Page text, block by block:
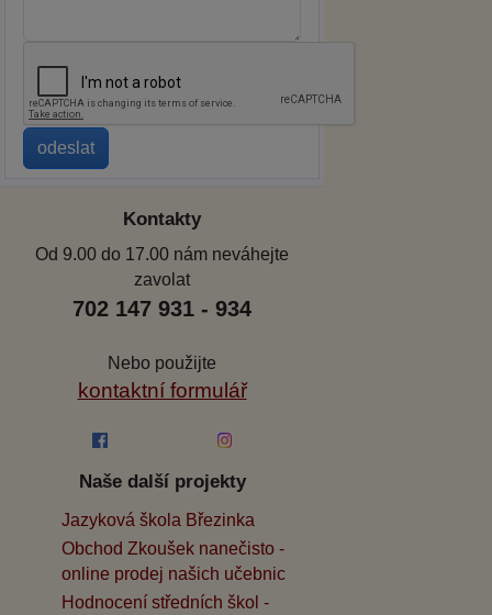
Kontakty
Od 9.00 do 17.00 nám neváhejte
zavolat
702 147 931 - 934
Nebo použijte
kontaktní formulář
Naše další projekty
Jazyková škola Březinka
Obchod Zkoušek nanečisto -
online prodej našich učebnic
Hodnocení středních škol -